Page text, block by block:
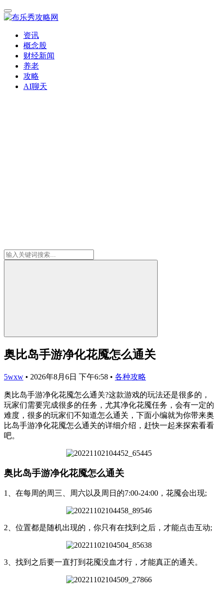
资讯
概念股
财经新闻
养老
攻略
AI聊天
奥比岛手游净化花魇怎么通关
5wxw • 2026年8月6日 下午6:58 • 各种攻略
奥比岛手游净化花魇怎么通关?这款游戏的玩法还是很多的，
玩家们需要完成很多的任务，尤其净化花魇任务，会有一定的
难度，很多的玩家们不知道怎么通关，下面小编就为你带来奥
比岛手游净化花魇怎么通关的详细介绍，赶快一起来探索看看
吧。
奥比岛手游净化花魇怎么通关
1、在每周的周三、周六以及周日的7:00-24:00，花魇会出现;
2、位置都是随机出现的，你只有在找到之后，才能点击互动;
3、找到之后要一直打到花魇没血才行，才能真正的通关。